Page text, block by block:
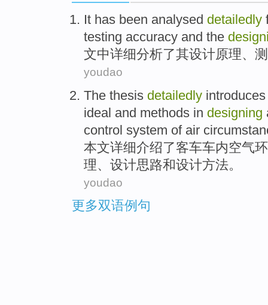
It has been analysed detailedly
testing accuracy and the
文中详细分析了其设计原理、
youdao
The thesis detailedly introduces
ideal and methods in designing
control system of air
本文详细介绍了客车车内空气
理、 设计思路和设计方法。
youdao
更多双语例句